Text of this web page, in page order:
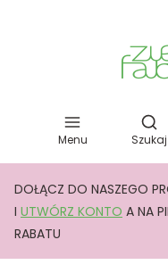
Menu Szukaj
DOŁĄCZ DO NASZEGO
I UTWÓRZ KONTO A NA
RABATU